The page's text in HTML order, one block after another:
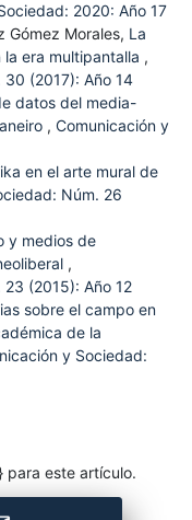
2020: Año 17
Gómez Morales, La
era multipantalla ,
(2017): Año 14
datos del media-
, Comunicación y
en el arte mural de
Núm. 26
y medios de
,
(2015): Año 12
sobre el campo en
de la
y Sociedad:
para este artículo.